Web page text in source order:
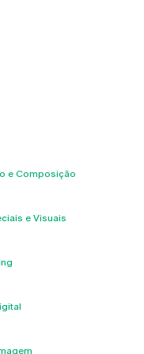
e Composição
e Visuais